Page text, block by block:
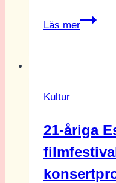
Läs mer
En
Kultur
21-åriga